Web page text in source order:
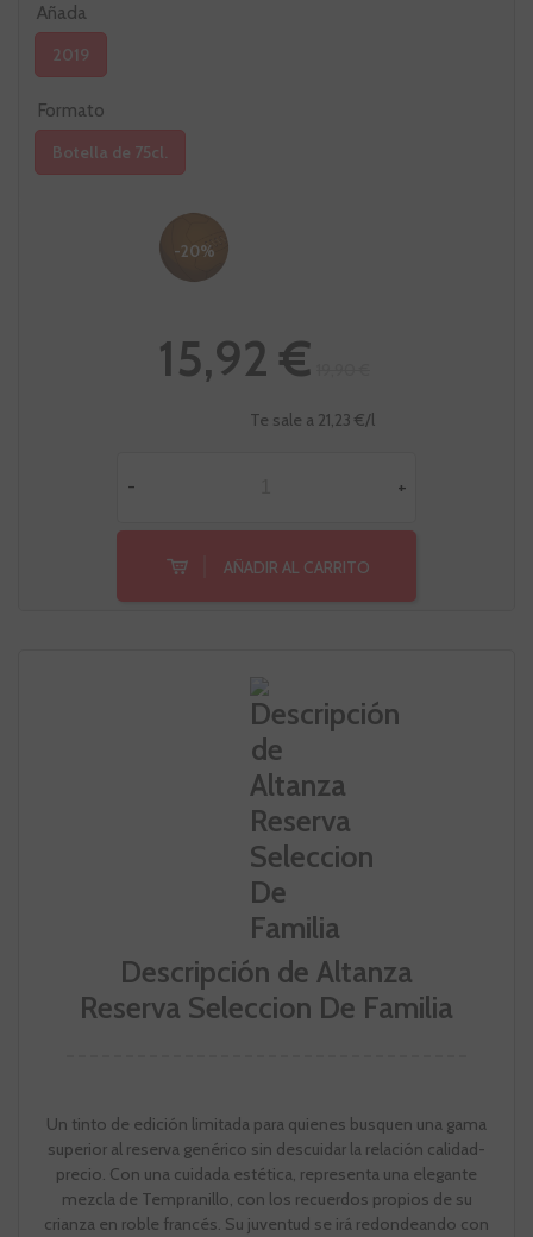
Añada
2019
Formato
Botella de 75cl.
-20%
15,92 €
Te sale a 21,23 €/l
- +
AÑADIR AL CARRITO
Descripción de Altanza
Reserva Seleccion De Familia
Un tinto de edición limitada para quienes busquen una gama
superior al reserva genérico sin descuidar la relación calidad-
precio. Con una cuidada estética, representa una elegante
mezcla de Tempranillo, con los recuerdos propios de su
crianza en roble francés. Su juventud se irá redondeando con